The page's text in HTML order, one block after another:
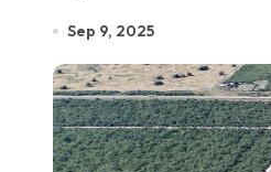
Sep 9, 2025